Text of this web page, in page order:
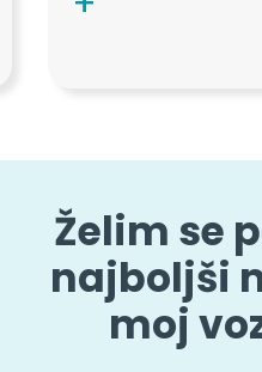
Želim se
najboljši
moj